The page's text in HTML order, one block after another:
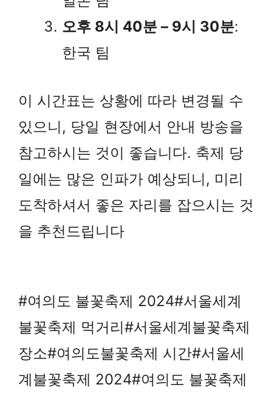
오후 8시 40분 – 9시 30분:
한국 팀
이 시간표는 상황에 따라 변경될 수
있으니, 당일 현장에서 안내 방송을
참고하시는 것이 좋습니다. 축제 당
일에는 많은 인파가 예상되니, 미리
도착하셔서 좋은 자리를 잡으시는 것
을 추천드립니다
#여의도 불꽃축제 2024#서울세계
불꽃축제 먹거리#서울세계불꽃축제
장소#여의도불꽃축제 시간#서울세
계불꽃축제 2024#여의도 불꽃축제